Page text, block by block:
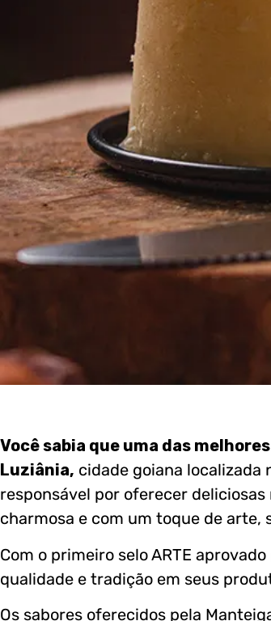
Você sabia que uma das
Luziânia, cidade goiana localizada
responsável por oferecer
charmosa e com um toque de
Com o primeiro selo ARTE
qualidade e tradição em seus
Os sabores oferecidos pela